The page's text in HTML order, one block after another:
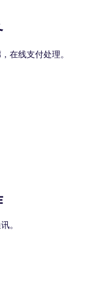
在线支付处理。
。